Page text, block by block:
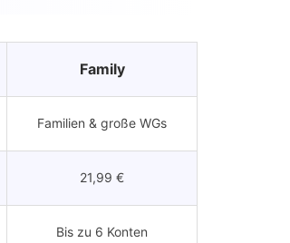
Family
Familien & große WGs
21,99 €
Bis zu 6 Konten